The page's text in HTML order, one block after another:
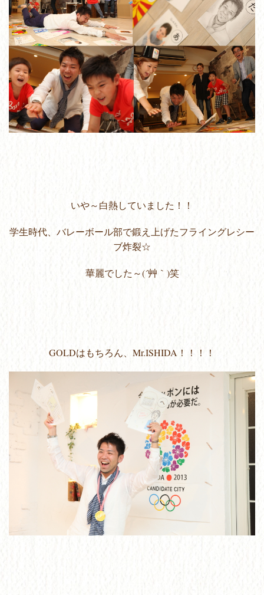
いや～白熱していました！！
学生時代、バレーボール部で鍛え上げたフライングレシー
ブ炸裂☆
華麗でした～(´艸｀)笑
GOLDはもちろん、Mr.ISHIDA！！！！